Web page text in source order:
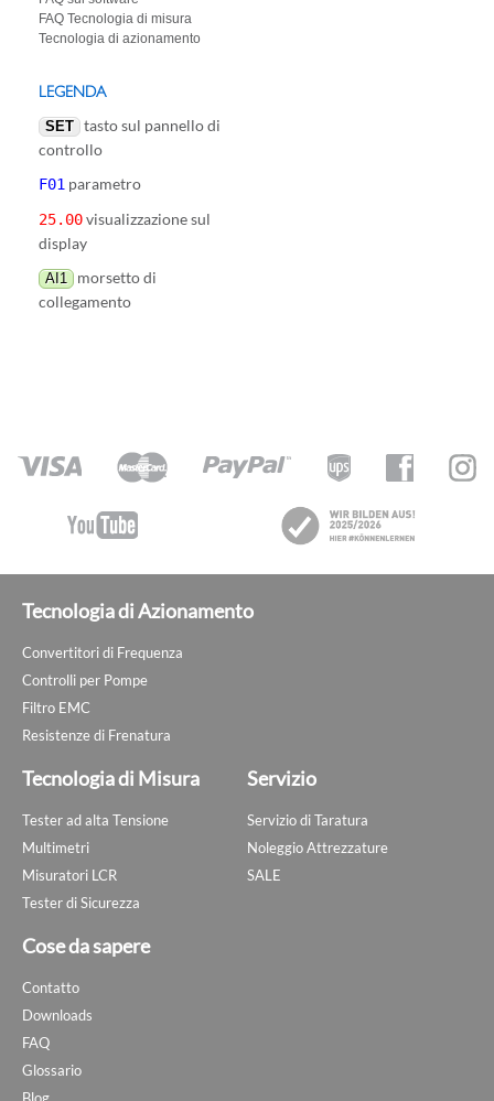
FAQ Tecnologia di misura
Tecnologia di azionamento
LEGENDA
SET
tasto sul pannello di
controllo
F01 parametro
25.00visualizzazione sul
display
AI1
morsetto di
collegamento
Tecnologia di Azionamento
Convertitori di Frequenza
Controlli per Pompe
Filtro EMC
Resistenze di Frenatura
Tecnologia di Misura
Tester ad alta Tensione
Multimetri
Misuratori LCR
Tester di Sicurezza
Servizio
Servizio di Taratura
Noleggio Attrezzature
SALE
Cose da sapere
Contatto
Downloads
FAQ
Glossario
Blog